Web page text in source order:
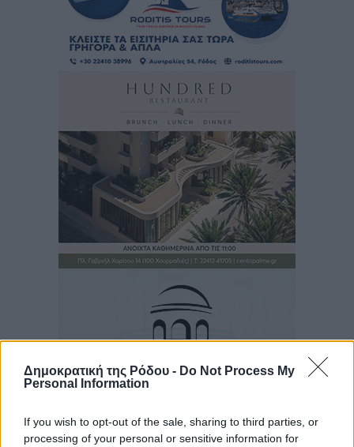
Δημοκρατική της Ρόδου - Do Not Process My
Personal Information
If you wish to opt-out of the sale, sharing to third parties, or
processing of your personal or sensitive information for